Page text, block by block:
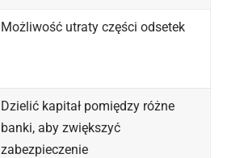
Możliwość utraty części odsetek
Dzielić kapitał pomiędzy różne
banki, aby zwiększyć
zabezpieczenie